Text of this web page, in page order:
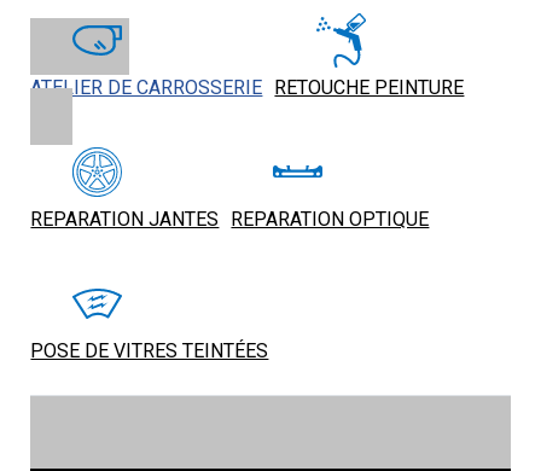
ATELIER DE CARROSSERIE RETOUCHE PEINTURE
REPARATION JANTES REPARATION OPTIQUE
POSE DE VITRES TEINTÉES